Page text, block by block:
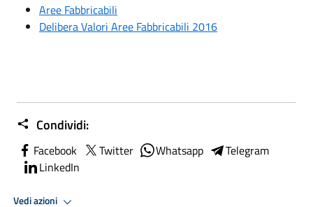
Aree Fabbricabili
Delibera Valori Aree Fabbricabili 2016
Condividi:
Facebook Twitter Whatsapp
Telegram
LinkedIn
Vedi azioni